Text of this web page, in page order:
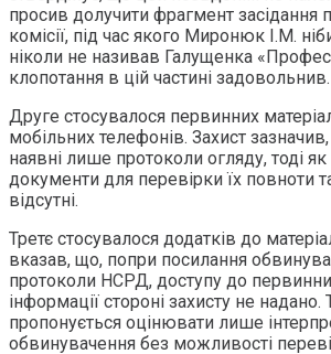
просив долучити фрагмент засідання
комісії, під час якого Миронюк І.М.
ніколи не називав Галущенка
клопотання в цій частині задовольнив.
Друге стосувалося первинних
мобільних телефонів. Захист
наявні лише протоколи огляду, тоді
документи для перевірки їх повноти
відсутні.
Третє стосувалося додатків до
вказав, що, попри посилання
протоколи НСРД, доступу до
інформації стороні захисту не
пропонується оцінювати лише
обвинувачення без можливості